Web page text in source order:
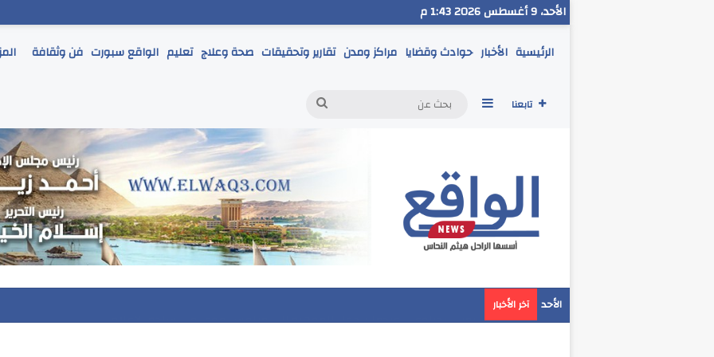
الأحد، 9 أغسطس 2026 1:43 م
الرئيسية الأخبار حوادث وقضايا مراكز ومدن تقارير وتحقيقات صحة وعلاج تعليم الواقع سبورت فن وثقافة
تابعنا إضافة عمود جانبي
بحث
الأحد آخر الأخبار